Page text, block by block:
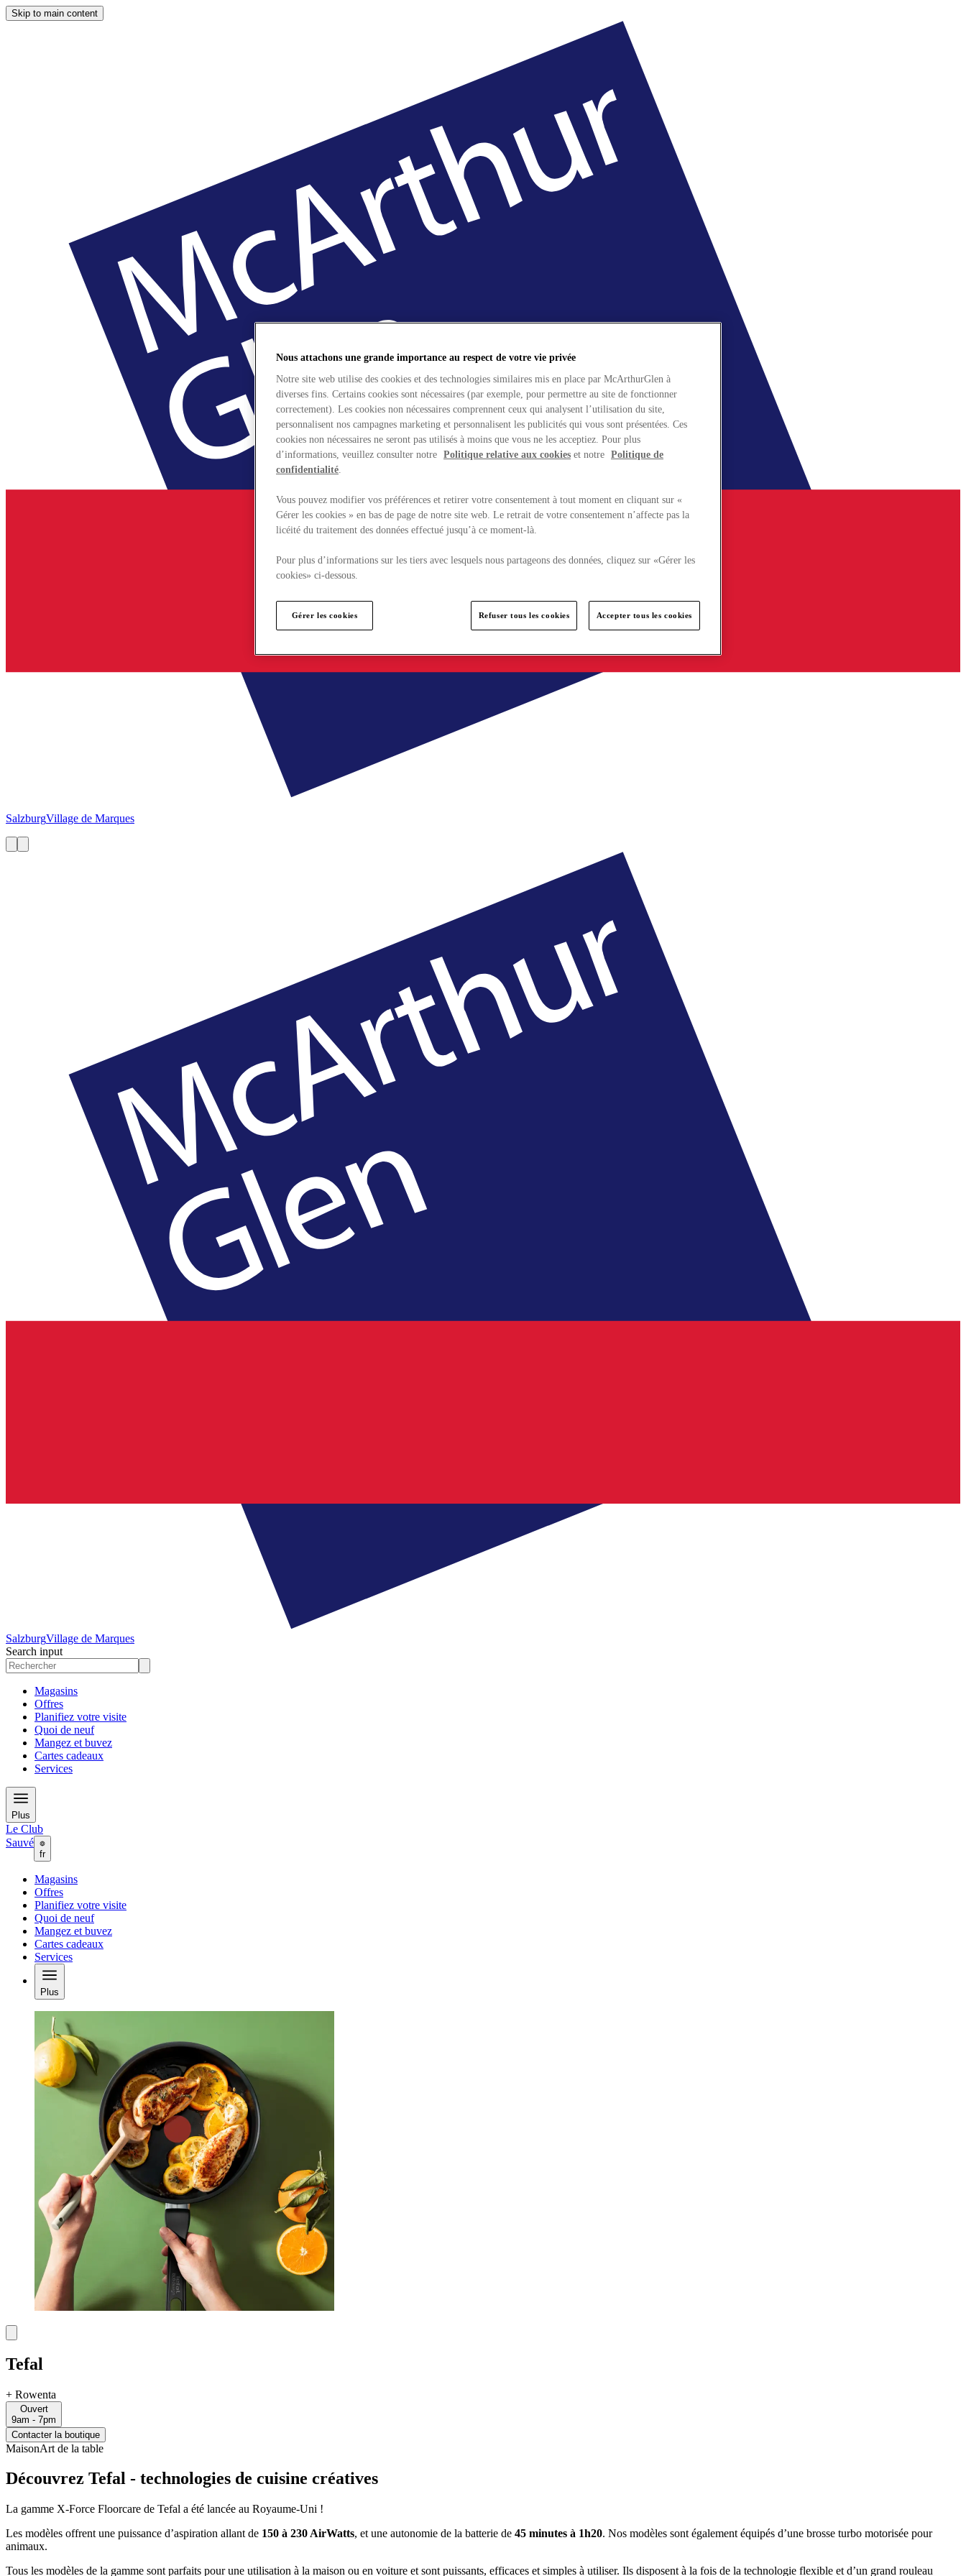
Skip to main content
SalzburgVillage de Marques
SalzburgVillage de Marques
Search input
Magasins
Offres
Planifiez votre visite
Quoi de neuf
Mangez et buvez
Cartes cadeaux
Services
Plus
Le Club
Sauvé
fr
Magasins
Offres
Planifiez votre visite
Quoi de neuf
Mangez et buvez
Cartes cadeaux
Services
Plus
Tefal
+ Rowenta
Ouvert
9am - 7pm
Contacter la boutique
MaisonArt de la table
Découvrez Tefal - technologies de cuisine créatives
La gamme X-Force Floorcare de Tefal a été lancée au Royaume-Uni !
Les modèles offrent une puissance d’aspiration allant de 150 à 230 AirWatts, et une autonomie de la batterie de 45 minutes à 1h20. Nos modèles sont également équipés d’une brosse turbo motorisée pour
animaux.
Tous les modèles de la gamme sont parfaits pour une utilisation à la maison ou en voiture et sont puissants, efficaces et simples à utiliser. Ils disposent à la fois de la technologie flexible et d’un grand rouleau
Nous attachons une grande importance au respect de votre vie privée
Notre site web utilise des cookies et des technologies similaires mis en place par McArthurGlen à
diverses fins. Certains cookies sont nécessaires (par exemple, pour permettre au site de fonctionner
correctement). Les cookies non nécessaires comprennent ceux qui analysent l’utilisation du site,
personnalisent nos campagnes marketing et personnalisent les publicités qui vous sont présentées. Ces
cookies non nécessaires ne seront pas utilisés à moins que vous ne les acceptiez. Pour plus
d’informations, veuillez consulter notre Politique relative aux cookies et notre Politique de
confidentialité.
Vous pouvez modifier vos préférences et retirer votre consentement à tout moment en cliquant sur «
Gérer les cookies » en bas de page de notre site web. Le retrait de votre consentement n’affecte pas la
licéité du traitement des données effectué jusqu’à ce moment-là.
Pour plus d’informations sur les tiers avec lesquels nous partageons des données, cliquez sur «Gérer les
cookies» ci-dessous.
Gérer les cookies Refuser tous les cookies Accepter tous les cookies